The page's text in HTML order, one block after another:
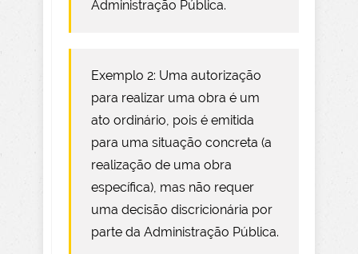
Administração Pública.
Exemplo 2: Uma autorização
para realizar uma obra é um
ato ordinário, pois é emitida
para uma situação concreta (a
realização de uma obra
específica), mas não requer
uma decisão discricionária por
parte da Administração Pública.